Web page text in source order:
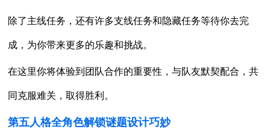
除了主线任务，还有许多支线任务和隐藏任务等待你去完
成，为你带来更多的乐趣和挑战。
在这里你将体验到团队合作的重要性，与队友默契配合，共
同克服难关，取得胜利。
第五人格全角色解锁谜题设计巧妙